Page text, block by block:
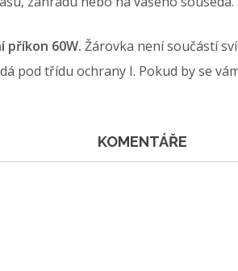
příkon 60W. Žárovka není součástí
pod třídu ochrany I. Pokud by se
KOMENTÁŘE